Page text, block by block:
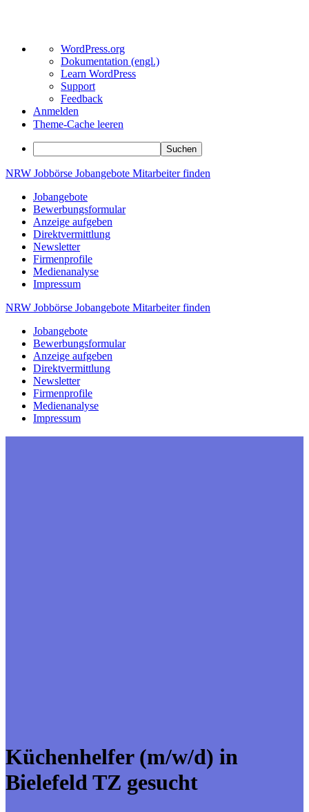
Über
WordPress
WordPress.org
Dokumentation (engl.)
Learn WordPress
Support
Feedback
Anmelden
Theme-Cache leeren
Suchen
Zum
springen
NRW Jobbörse Jobangebote Mitarbeiterfinden
Jobangebote
Bewerbungsformular
Anzeige aufgeben
Direktvermittlung
Newsletter
Firmenprofile
Medienanalyse
Impressum
NRW Jobbörse Jobangebote Mitarbeiterfinden
Jobangebote
Bewerbungsformular
Anzeige aufgeben
Direktvermittlung
Newsletter
Firmenprofile
Medienanalyse
Impressum
Küchenhelfer (m/w/d) in
Bielefeld TZ gesucht